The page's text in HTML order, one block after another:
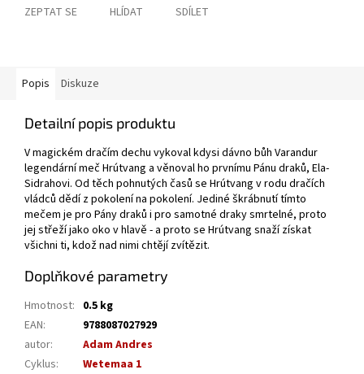
ZEPTAT SE HLÍDAT SDÍLET
Popis Diskuze
Detailní popis produktu
V magickém dračím dechu vykoval kdysi dávno bůh Varandur
legendární meč Hrútvang a věnoval ho prvnímu Pánu draků, Ela-
Sidrahovi. Od těch pohnutých časů se Hrútvang v rodu dračích
vládců dědí z pokolení na pokolení. Jediné škrábnutí tímto
mečem je pro Pány draků i pro samotné draky smrtelné, proto
jej střeží jako oko v hlavě - a proto se Hrútvang snaží získat
všichni ti, kdož nad nimi chtějí zvítězit.
Doplňkové parametry
Hmotnost: 0.5 kg
EAN:
9788087027929
autor:
Adam Andres
Cyklus:
Wetemaa 1